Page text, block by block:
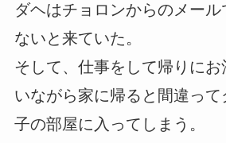
ダヘはチョロンからのメール
ないと来ていた。
そして、仕事をして帰りにお
いながら家に帰ると間違っ
子の部屋に入ってしまう。